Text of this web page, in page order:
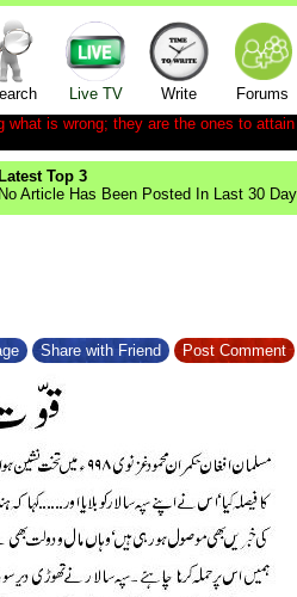
Live TV Write Forums
what is wrong; they are the ones to
Latest Top 3
No Article Has Been Posted In Last 30
Share with Friend Post Comment